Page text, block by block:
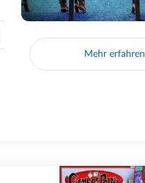
Mehr erfahren